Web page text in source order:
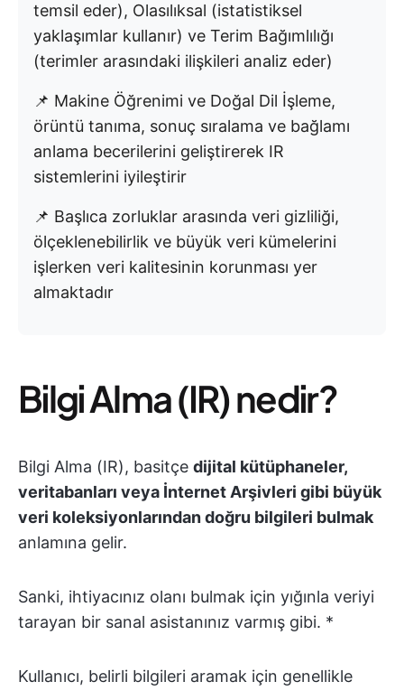
temsil eder), Olasılıksal (istatistiksel
yaklaşımlar kullanır) ve Terim Bağımlılığı
(terimler arasındaki ilişkileri analiz eder)
📌 Makine Öğrenimi ve Doğal Dil İşleme,
örüntü tanıma, sonuç sıralama ve bağlamı
anlama becerilerini geliştirerek IR
sistemlerini iyileştirir
📌 Başlıca zorluklar arasında veri gizliliği,
ölçeklenebilirlik ve büyük veri kümelerini
işlerken veri kalitesinin korunması yer
almaktadır
Bilgi Alma (IR) nedir?
Bilgi Alma (IR), basitçe dijital kütüphaneler,
veritabanları veya İnternet Arşivleri gibi büyük
veri koleksiyonlarından doğru bilgileri bulmak
anlamına gelir.
Sanki, ihtiyacınız olanı bulmak için yığınla veriyi
tarayan bir sanal asistanınız varmış gibi. *
Kullanıcı, belirli bilgileri aramak için genellikle